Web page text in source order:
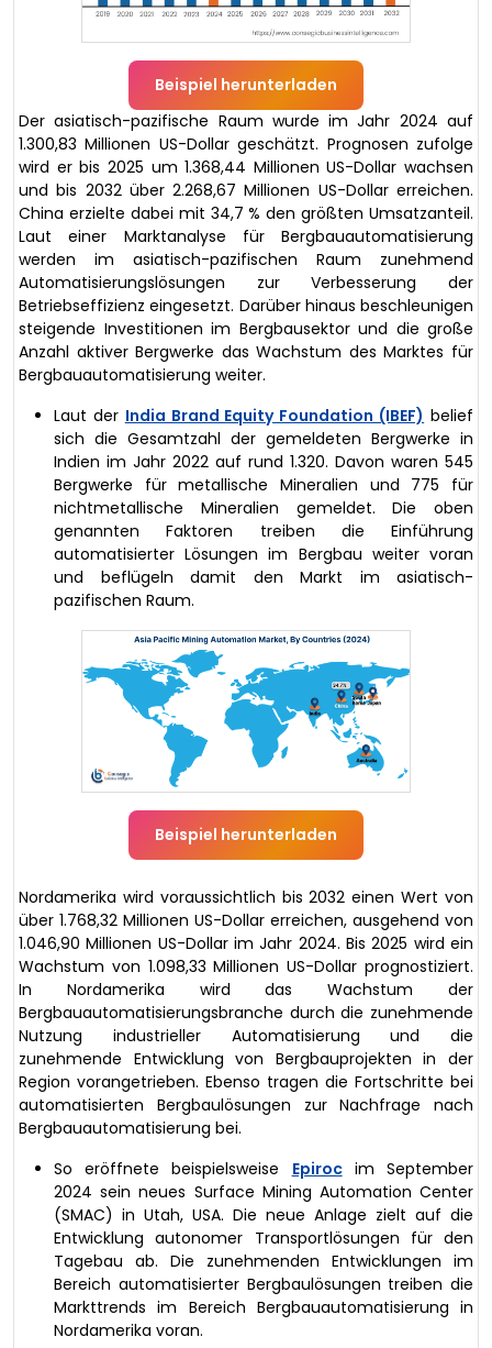
Beispiel herunterladen
Der asiatisch-pazifische Raum wurde im Jahr 2024 auf
1.300,83 Millionen US-Dollar geschätzt. Prognosen zufolge
wird er bis 2025 um 1.368,44 Millionen US-Dollar wachsen
und bis 2032 über 2.268,67 Millionen US-Dollar erreichen.
China erzielte dabei mit 34,7 % den größten Umsatzanteil.
Laut einer Marktanalyse für Bergbauautomatisierung
werden im asiatisch-pazifischen Raum zunehmend
Automatisierungslösungen zur Verbesserung der
Betriebseffizienz eingesetzt. Darüber hinaus beschleunigen
steigende Investitionen im Bergbausektor und die große
Anzahl aktiver Bergwerke das Wachstum des Marktes für
Bergbauautomatisierung weiter.
Laut der India Brand Equity Foundation (IBEF) belief
sich die Gesamtzahl der gemeldeten Bergwerke in
Indien im Jahr 2022 auf rund 1.320. Davon waren 545
Bergwerke für metallische Mineralien und 775 für
nichtmetallische Mineralien gemeldet. Die oben
genannten Faktoren treiben die Einführung
automatisierter Lösungen im Bergbau weiter voran
und beflügeln damit den Markt im asiatisch-
pazifischen Raum.
Beispiel herunterladen
Nordamerika wird voraussichtlich bis 2032 einen Wert von
über 1.768,32 Millionen US-Dollar erreichen, ausgehend von
1.046,90 Millionen US-Dollar im Jahr 2024. Bis 2025 wird ein
Wachstum von 1.098,33 Millionen US-Dollar prognostiziert.
In Nordamerika wird das Wachstum der
Bergbauautomatisierungsbranche durch die zunehmende
Nutzung industrieller Automatisierung und die
zunehmende Entwicklung von Bergbauprojekten in der
Region vorangetrieben. Ebenso tragen die Fortschritte bei
automatisierten Bergbaulösungen zur Nachfrage nach
Bergbauautomatisierung bei.
So eröffnete beispielsweise Epirocim September
2024 sein neues Surface Mining Automation Center
(SMAC) in Utah, USA. Die neue Anlage zielt auf die
Entwicklung autonomer Transportlösungen für den
Tagebau ab. Die zunehmenden Entwicklungen im
Bereich automatisierter Bergbaulösungen treiben die
Markttrends im Bereich Bergbauautomatisierung in
Nordamerika voran.